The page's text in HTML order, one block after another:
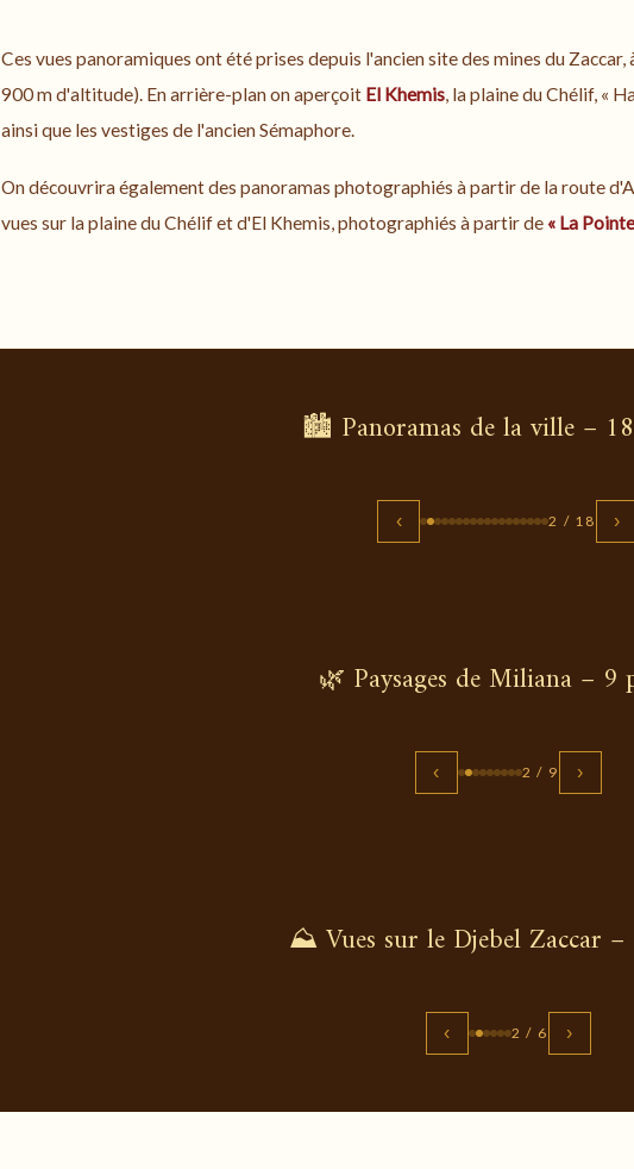
Ces vues panoramiques ont été prises depuis l'ancien site des mines du Zaccar,
900 m d'altitude). En arrière-plan on aperçoit El Khemis, la plaine du Chélif, «
ainsi que les vestiges de l'ancien Sémaphore.
On découvrira également des panoramas photographiés à partir de la route
vues sur la plaine du Chélif et d'El Khemis, photographiés à partir de « La
🏙️ Panoramas de la ville –
‹ 2 / 18 ›
🌿 Paysages de Miliana – 9
‹ 2 / 9 ›
⛰️ Vues sur le Djebel Zaccar –
‹ 2 / 6 ›